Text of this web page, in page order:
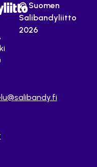
© Suomen
Salibandyliitto
2026